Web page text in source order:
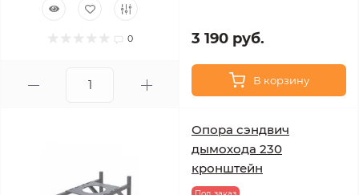
0 3 190 руб.
В корзину
Опора сэндвич
дымохода 230
кронштейн